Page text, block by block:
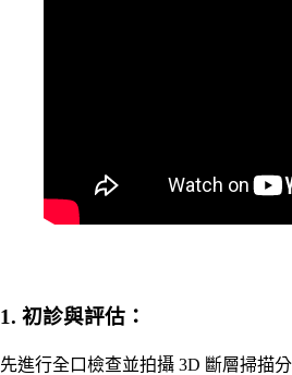
1. 初診與評估：
先進行全口檢查並拍攝 3D 斷層掃描